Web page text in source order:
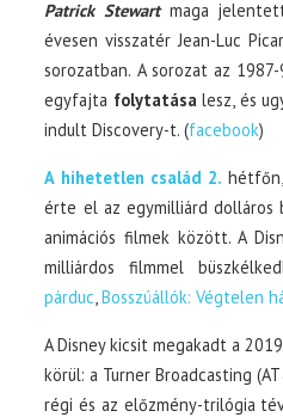
Patrick Stewartmaga
évesen visszatér Jean-Luc
sorozatban. A sorozat az
egyfajta folytatása lesz, és
indult Discovery-t. (facebook)
A hihetetlen család 2.
érte el az egymilliárd dolláros
animációs filmek között. A
milliárdos filmmel
párduc ,Bosszúállók: Végtelen
A Disney kicsit megakadt a
körül: a Turner Broadcasting
régi és az előzmény-trilógia